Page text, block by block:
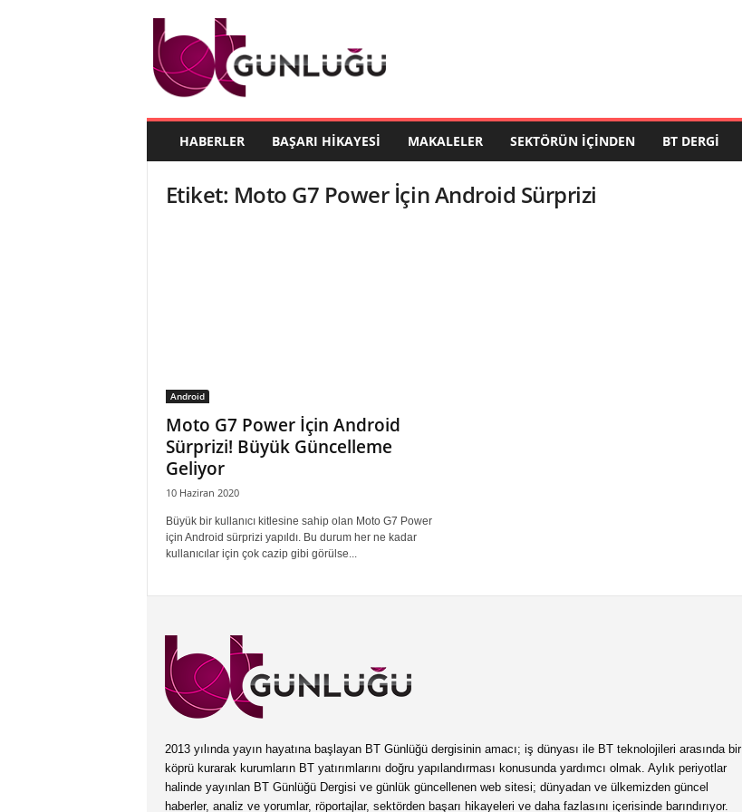
B
HABERLER BAŞARI HIKAYESI MAKALELER SEKTÖRÜN İÇINDEN BT DERGI
Etiket: Moto G7 Power İçin Android Sürprizi
Android
Moto G7 Power İçin Android
Sürprizi! Büyük Güncelleme
Geliyor
10 Haziran 2020
Büyük bir kullanıcı kitlesine sahip olan Moto G7 Power
için Android sürprizi yapıldı. Bu durum her ne kadar
kullanıcılar için çok cazip gibi görülse...
2013 yılında yayın hayatına başlayan BT Günlüğü dergisinin amacı; iş dünyası ile BT teknolojileri arasında bir
köprü kurarak kurumların BT yatırımlarını doğru yapılandırması konusunda yardımcı olmak. Aylık periyotlar
halinde yayınlan BT Günlüğü Dergisi ve günlük güncellenen web sitesi; dünyadan ve ülkemizden güncel
haberler, analiz ve yorumlar, röportajlar, sektörden başarı hikayeleri ve daha fazlasını içerisinde barındırıyor.